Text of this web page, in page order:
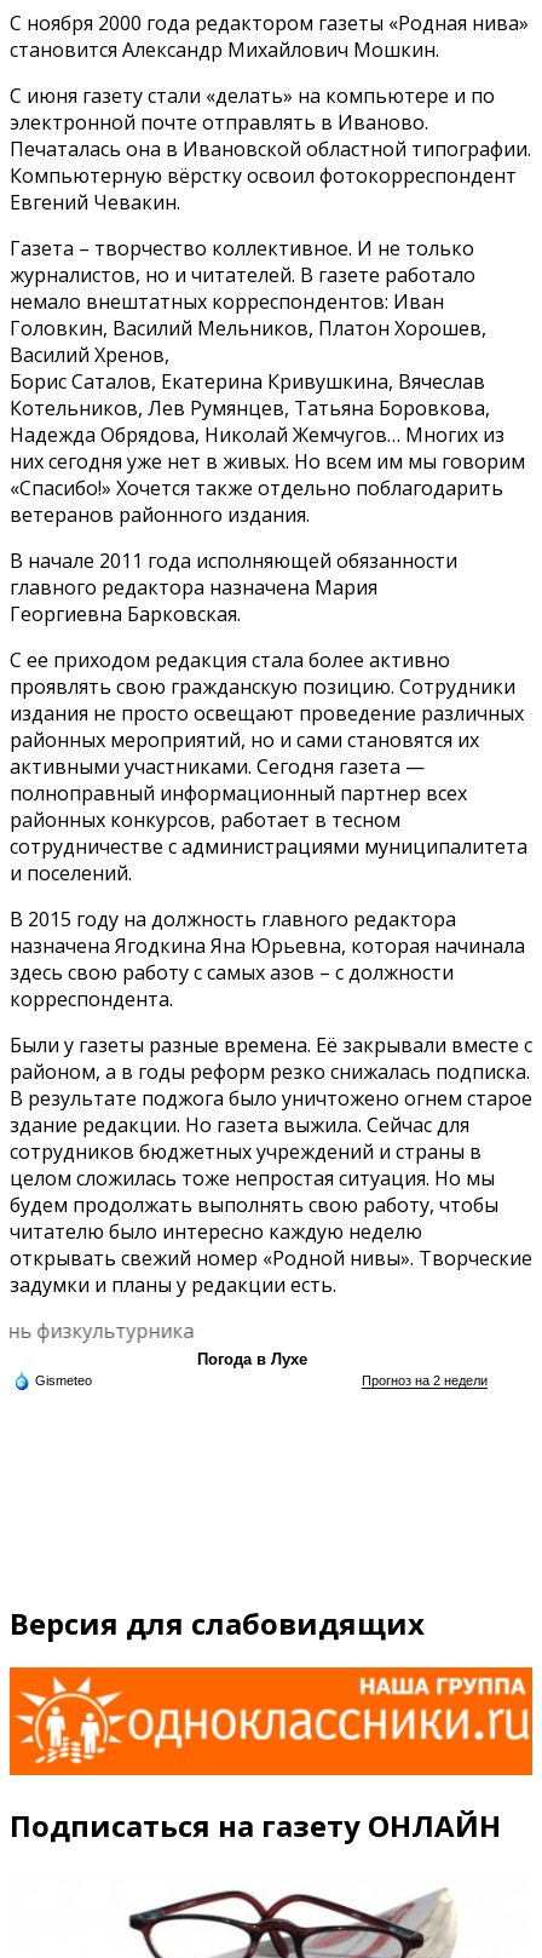
С ноября 2000 года редактором газеты «Родная нива»
становится Александр Михайлович Мошкин.
С июня газету стали «делать» на компьютере и по
электронной почте отправлять в Иваново.
Печаталась она в Ивановской областной типографии.
Компьютерную вёрстку освоил фотокорреспондент
Евгений Чевакин.
Газета – творчество коллективное. И не только
журналистов, но и читателей. В газете работало
немало внештатных корреспондентов: Иван
Головкин, Василий Мельников, Платон Хорошев,
Василий Хренов,
Борис Саталов, Екатерина Кривушкина, Вячеслав
Котельников, Лев Румянцев, Татьяна Боровкова,
Надежда Обрядова, Николай Жемчугов… Многих из
них сегодня уже нет в живых. Но всем им мы говорим
«Спасибо!» Хочется также отдельно поблагодарить
ветеранов районного издания.
В начале 2011 года исполняющей обязанности
главного редактора назначена Мария
Георгиевна Барковская.
С ее приходом редакция стала более активно
проявлять свою гражданскую позицию. Сотрудники
издания не просто освещают проведение различных
районных мероприятий, но и сами становятся их
активными участниками. Сегодня газета —
полноправный информационный партнер всех
районных конкурсов, работает в тесном
сотрудничестве с администрациями муниципалитета
и поселений.
В 2015 году на должность главного редактора
назначена Ягодкина Яна Юрьевна, которая начинала
здесь свою работу с самых азов – с должности
корреспондента.
Были у газеты разные времена. Её закрывали вместе с
районом, а в годы реформ резко снижалась подписка.
В результате поджога было уничтожено огнем старое
здание редакции. Но газета выжила. Сейчас для
сотрудников бюджетных учреждений и страны в
целом сложилась тоже непростая ситуация. Но мы
будем продолжать выполнять свою работу, чтобы
читателю было интересно каждую неделю
открывать свежий номер «Родной нивы». Творческие
задумки и планы у редакции есть.
физкультурника
Погода в Лухе
Gismeteo Прогноз на 2 недели
Версия для слабовидящих
Подписаться на газету ОНЛАЙН